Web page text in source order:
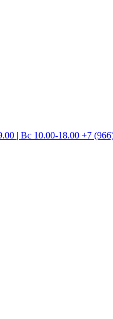
| Вс 10.00-18.00 +7